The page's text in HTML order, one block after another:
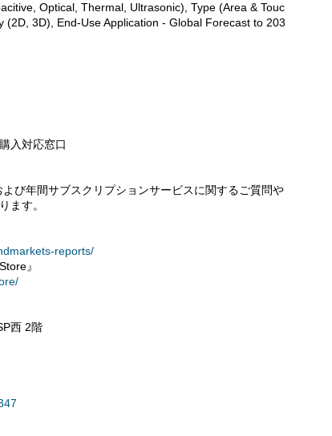
Optical, Thermal, Ultrasonic), Type (Area & Touc
(2D, 3D), End-Use Application - Global Forecast to 203
入対応窓口
び年間サブスクリプションサービスに関するご質問や
ます。
reports/
』
西 2階